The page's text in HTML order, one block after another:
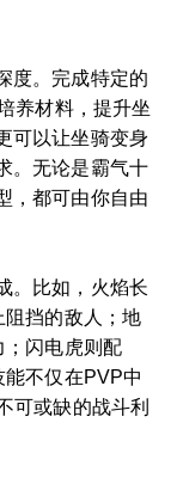
度。完成特定的
养材料，提升坐
可以让坐骑变身
。无论是霸气十
，都可由你自由
。比如，火焰长
阻挡的敌人；地
；闪电虎则配
能不仅在PVP中
可或缺的战斗利